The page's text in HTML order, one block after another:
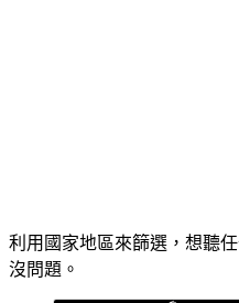
利用國家地區來篩選，想聽
沒問題。